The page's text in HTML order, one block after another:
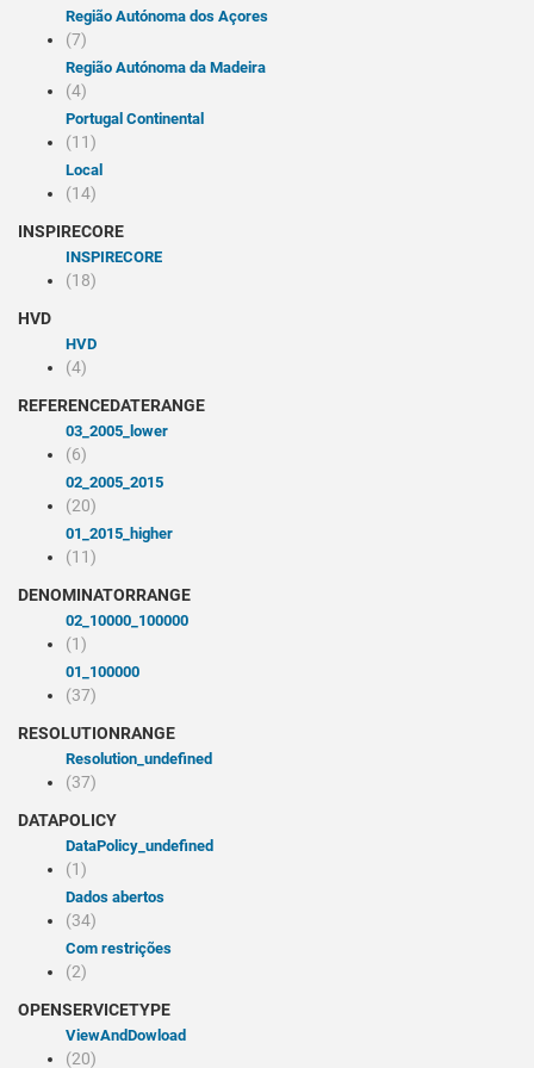
Região Autónoma dos Açores
(7)
Região Autónoma da Madeira
(4)
Portugal Continental
(11)
Local
(14)
INSPIRECORE
INSPIRECORE
(18)
HVD
HVD
(4)
REFERENCEDATERANGE
03_2005_lower
(6)
02_2005_2015
(20)
01_2015_higher
(11)
DENOMINATORRANGE
02_10000_100000
(1)
01_100000
(37)
RESOLUTIONRANGE
resolution_undefined
(37)
DATAPOLICY
dataPolicy_undefined
(1)
Dados abertos
(34)
Com restrições
(2)
OPENSERVICETYPE
viewAndDowload
(20)